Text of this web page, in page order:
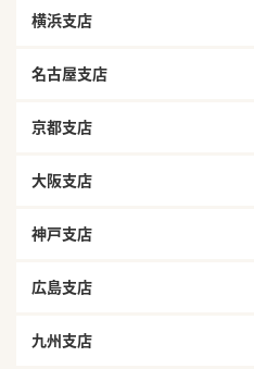
横浜支店
名古屋支店
京都支店
大阪支店
神戸支店
広島支店
九州支店